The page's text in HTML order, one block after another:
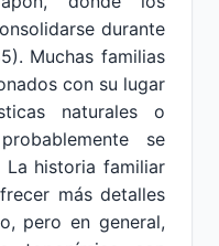
durante
Muchas familias
con su lugar
naturales o
se
historia familiar
más detalles
pero en general,